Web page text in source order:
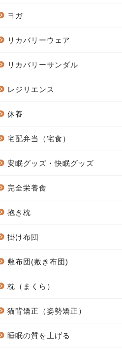
ヨガ
リカバリーウェア
リカバリーサンダル
レジリエンス
休養
宅配弁当（宅食）
安眠グッズ・快眠グッズ
完全栄養食
抱き枕
掛け布団
敷布団(敷き布団)
枕（まくら）
猫背矯正（姿勢矯正）
睡眠の質を上げる